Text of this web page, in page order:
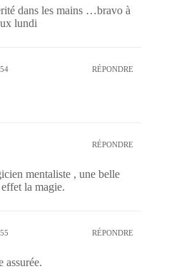
dans les mains …bravo à
lundi
RÉPONDRE
RÉPONDRE
mentaliste , une belle
la magie.
RÉPONDRE
assurée.